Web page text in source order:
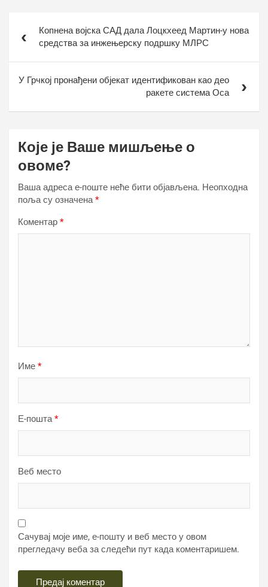
чланкаКопнена војска САД дала Лоцкхеед Мартин-у нова
средства за инжењерску подршку МЛРС
У Грчкој пронађени објекат идентификован као део
ракете система Оса
Које је Ваше мишљење о
овоме?
Ваша адреса е-поште неће бити објављена. Неопходна
поља су означена*
Коментар *
Име *
Е-пошта*
Веб место
Сачувај моје име, е-пошту и веб место у овом
прегледачу веба за следећи пут када коментаришем.